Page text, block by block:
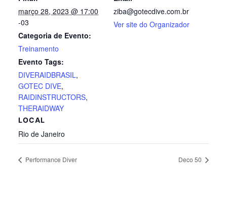
março 28, 2023 @ 17:00
-03
Categoria de Evento:
Treinamento
Evento Tags:
DIVERAIDBRASIL,
GOTEC DIVE,
RAIDINSTRUCTORS,
THERAIDWAY
LOCAL
Rio de Janeiro
ziba@gotecdive.com.br
Ver site do Organizador
Performance Diver Deco 50